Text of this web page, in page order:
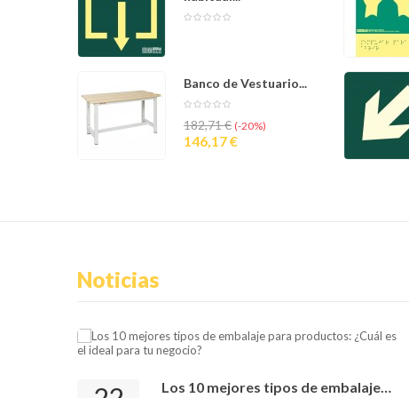
Banco de Vestuario...
Precio
base
182,71 € -20%
146,17 €
Noticias
Los 10 mejores tipos de embalaje